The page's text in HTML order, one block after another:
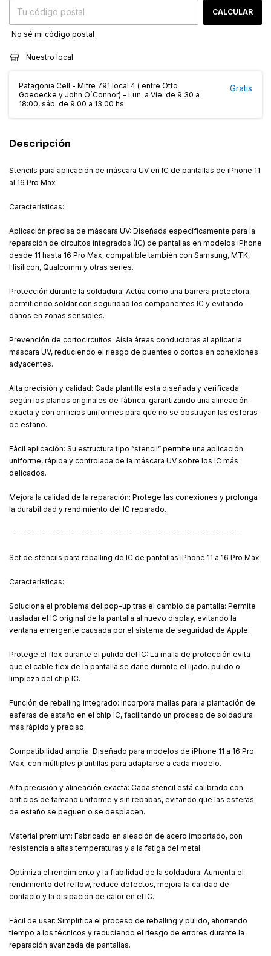
CALCULAR
No sé mi código postal
Nuestro local
Patagonia Cell - Mitre 791 local 4 ( entre Otto
Goedecke y John O´Connor) - Lun. a Vie. de 9:30 a
18:00, sáb. de 9:00 a 13:00 hs.
Gratis
Descripción
Stencils para aplicación de máscara UV en IC de pantallas de iPhone 11
al 16 Pro Max
Características:
Aplicación precisa de máscara UV: Diseñada específicamente para la
reparación de circuitos integrados (IC) de pantallas en modelos iPhone
desde 11 hasta 16 Pro Max, compatible también con Samsung, MTK,
Hisilicon, Qualcomm y otras series.
Protección durante la soldadura: Actúa como una barrera protectora,
permitiendo soldar con seguridad los componentes IC y evitando
daños en zonas sensibles.
Prevención de cortocircuitos: Aísla áreas conductoras al aplicar la
máscara UV, reduciendo el riesgo de puentes o cortos en conexiones
adyacentes.
Alta precisión y calidad: Cada plantilla está diseñada y verificada
según los planos originales de fábrica, garantizando una alineación
exacta y con orificios uniformes para que no se obstruyan las esferas
de estaño.
Fácil aplicación: Su estructura tipo “stencil” permite una aplicación
uniforme, rápida y controlada de la máscara UV sobre los IC más
delicados.
Mejora la calidad de la reparación: Protege las conexiones y prolonga
la durabilidad y rendimiento del IC reparado.
----------------------------------------------------------------
Set de stencils para reballing de IC de pantallas iPhone 11 a 16 Pro Max
Características:
Soluciona el problema del pop-up tras el cambio de pantalla: Permite
trasladar el IC original de la pantalla al nuevo display, evitando la
ventana emergente causada por el sistema de seguridad de Apple.
Protege el flex durante el pulido del IC: La malla de protección evita
que el cable flex de la pantalla se dañe durante el lijado. pulido o
limpieza del chip IC.
Función de reballing integrado: Incorpora mallas para la plantación de
esferas de estaño en el chip IC, facilitando un proceso de soldadura
más rápido y preciso.
Compatibilidad amplia: Diseñado para modelos de iPhone 11 a 16 Pro
Max, con múltiples plantillas para adaptarse a cada modelo.
Alta precisión y alineación exacta: Cada stencil está calibrado con
orificios de tamaño uniforme y sin rebabas, evitando que las esferas
de estaño se peguen o se desplacen.
Material premium: Fabricado en aleación de acero importado, con
resistencia a altas temperaturas y a la fatiga del metal.
Optimiza el rendimiento y la fiabilidad de la soldadura: Aumenta el
rendimiento del reflow, reduce defectos, mejora la calidad de
contacto y la disipación de calor en el IC.
Fácil de usar: Simplifica el proceso de reballing y pulido, ahorrando
tiempo a los técnicos y reduciendo el riesgo de errores durante la
reparación avanzada de pantallas.